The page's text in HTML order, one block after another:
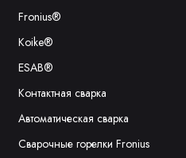
Fronius®
Koike®
ESAB®
Контактная сварка
Автоматическая сварка
Сварочные горелки Fronius